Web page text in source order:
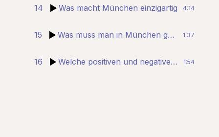
14 Was macht München einzigartig 4:14
15 Was muss man in München gesehen haben 1:37
16 Welche positiven und negativen Aspekte hat München 1:54